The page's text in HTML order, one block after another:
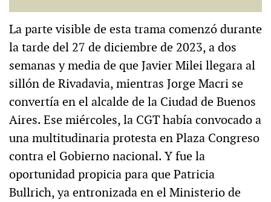
La parte visible de esta trama comenzó durante
la tarde del 27 de diciembre de 2023, a dos
semanas y media de que Javier Milei llegara al
sillón de Rivadavia, mientras Jorge Macri se
convertía en el alcalde de la Ciudad de Buenos
Aires. Ese miércoles, la CGT había convocado a
una multitudinaria protesta en Plaza Congreso
contra el Gobierno nacional. Y fue la
oportunidad propicia para que Patricia
Bullrich, ya entronizada en el Ministerio de